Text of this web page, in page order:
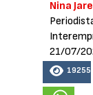
Nina
21/07/
19255